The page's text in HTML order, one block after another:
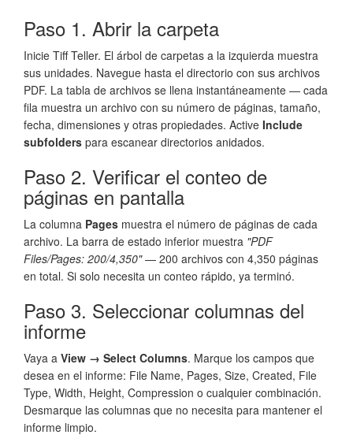
Paso 1. Abrir la carpeta
Inicie Tiff Teller. El árbol de carpetas a la izquierda muestra
sus unidades. Navegue hasta el directorio con sus archivos
PDF. La tabla de archivos se llena instantáneamente — cada
fila muestra un archivo con su número de páginas, tamaño,
fecha, dimensiones y otras propiedades. Active Include
subfolders para escanear directorios anidados.
Paso 2. Verificar el conteo de
páginas en pantalla
La columna Pages muestra el número de páginas de cada
archivo. La barra de estado inferior muestra "PDF
Files/Pages: 200/4,350"— 200 archivos con 4,350 páginas
en total. Si solo necesita un conteo rápido, ya terminó.
Paso 3. Seleccionar columnas del
informe
Vaya a View → Select Columns. Marque los campos que
desea en el informe: File Name, Pages, Size, Created, File
Type, Width, Height, Compression o cualquier combinación.
Desmarque las columnas que no necesita para mantener el
informe limpio.